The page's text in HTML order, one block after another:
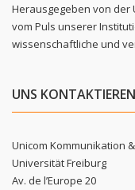
Herausgegeben von der
vom Puls unserer
wissenschaftliche und
UNS KONTAKTIEREN
Unicom Kommunikation
Universität Freiburg
Av. de l’Europe 20